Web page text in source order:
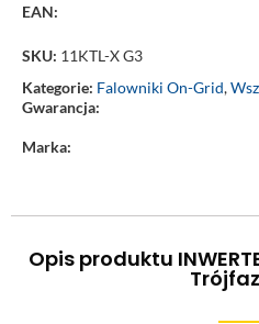
EAN:
SKU: 11KTL-X G3
Kategorie: Falowniki On-Grid,
Gwarancja:
Marka:
Opis produktu